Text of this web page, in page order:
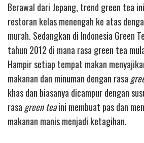
Berawal dari Jepang, trend green tea
restoran kelas menengah ke atas
murah. Sedangkan di Indonesia Green
tahun 2012 di mana rasa green tea
Hampir setiap tempat makan
makanan dan minuman dengan rasa
khas dan biasanya dicampur dengan
rasa green teaini membuat pas dan
makanan manis menjadi ketagihan.